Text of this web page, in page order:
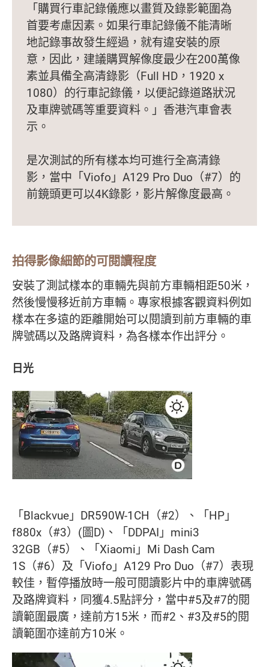
「購買行車記錄儀應以畫質及錄影範圍為
首要考慮因素。如果行車記錄儀不能清晰
地記錄事故發生經過，就有違安裝的原
意，因此，建議購買解像度最少在200萬像
素並具備全高清錄影（Full HD，1920 x
1080）的行車記錄儀，以便記錄道路狀況
及車牌號碼等重要資料。」香港汽車會表
示。
是次測試的所有樣本均可進行全高清錄
影，當中「Viofo」A129 Pro Duo（#7）的
前鏡頭更可以4K錄影，影片解像度最高。
拍得影像細節的可閱讀程度
安裝了測試樣本的車輛先與前方車輛相距50米，
然後慢慢移近前方車輛。專家根據客觀資料例如
樣本在多遠的距離開始可以閱讀到前方車輛的車
牌號碼以及路牌資料，為各樣本作出評分。
日光
「Blackvue」DR590W-1CH（#2）、「HP」
f880x（#3）(圖D)、「DDPAI」mini3
32GB（#5）、「Xiaomi」Mi Dash Cam
1S（#6）及「Viofo」A129 Pro Duo（#7）表現
較佳，暫停播放時一般可閱讀影片中的車牌號碼
及路牌資料，同獲4.5點評分，當中#5及#7的閱
讀範圍最廣，達前方15米，而#2、#3及#5的閱
讀範圍亦達前方10米。